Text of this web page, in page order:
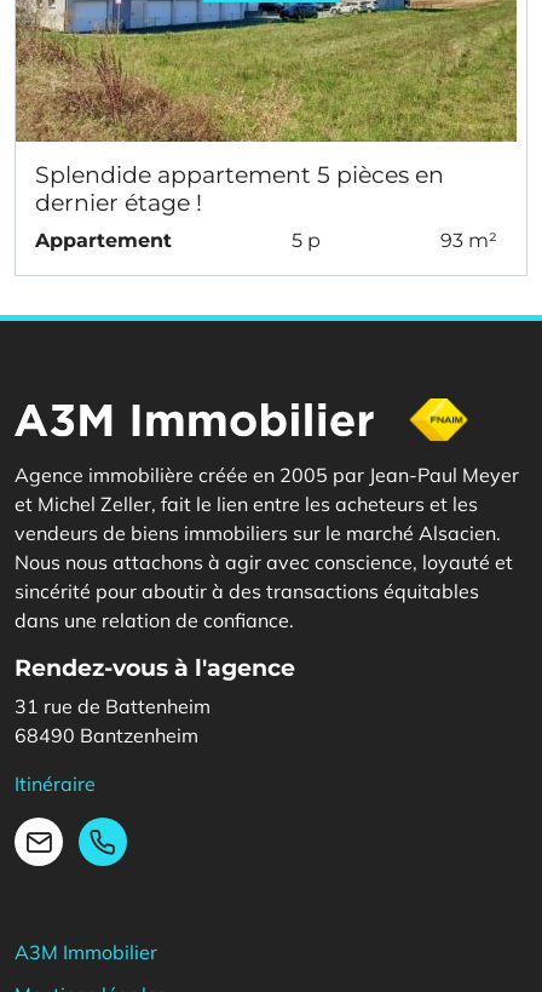
Splendide appartement 5 pièces en
dernier étage !
Appartement 5 p 93 m²
Agence immobilière créée en 2005 par Jean-Paul Meyer
et Michel Zeller, fait le lien entre les acheteurs et les
vendeurs de biens immobiliers sur le marché Alsacien.
Nous nous attachons à agir avec conscience, loyauté et
sincérité pour aboutir à des transactions équitables
dans une relation de confiance.
Rendez-vous à l'agence
31 rue de Battenheim
68490 Bantzenheim
Itinéraire
03 89 28 08 08
A3M Immobilier